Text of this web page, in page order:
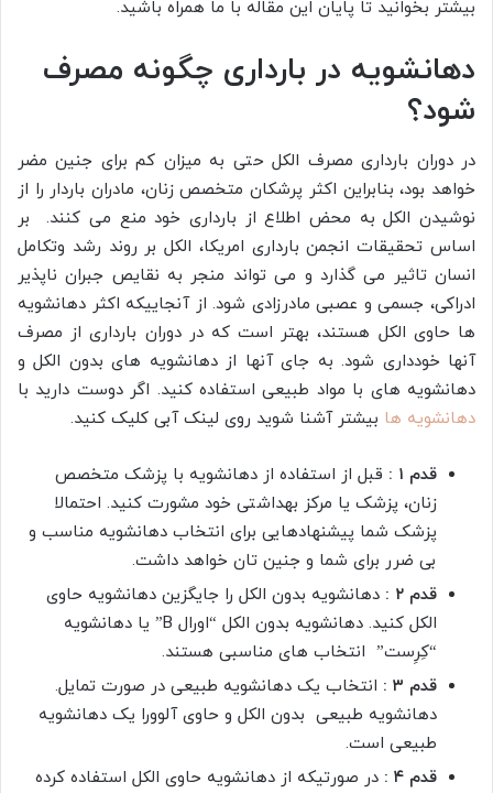
بیشتر بخوانید تا پایان این مقاله با ما همراه باشید.
دهانشویه در بارداری چگونه مصرف
شود؟
در دوران بارداری مصرف الکل حتی به میزان کم برای جنین مضر
خواهد بود، بنابراین اکثر پرشکان متخصص زنان، مادران باردار را از
نوشیدن الکل به محض اطلاع از بارداری خود منع می کنند. بر
اساس تحقیقات انجمن بارداری امریکا، الکل بر روند رشد و‌تکامل
انسان تاثیر می گذارد و می تواند منجر به نقایص جبران ناپذیر
ادراکی، جسمی و عصبی مادرزادی شود. از آنجاییکه اکثر دهانشویه
ها حاوی الکل هستند، بهتر است که در دوران بارداری از مصرف
آنها خودداری شود. به جای آنها از دهانشویه های بدون الکل و
دهانشویه های با مواد طبیعی استفاده کنید. اگر دوست دارید با
دهانشویه ها بیشتر آشنا شوید روی لینک آبی کلیک کنید.
قدم ۱ :
قبل از استفاده از دهانشویه با پزشک متخصص
زنان، پزشک یا مرکز بهداشتی خود مشورت کنید. احتمالا
پزشک شما پیشنهادهایی برای انتخاب دهانشویه مناسب و
بی ضرر برای شما و‌ جنین تان خواهد داشت.
قدم ۲ :
دهانشویه بدون الکل را جایگزین دهانشویه حاوی
الکل کنید. دهانشویه بدون الکل “اورال B” یا دهانشویه
“کِرِست” انتخاب های مناسبی هستند.
قدم ۳ :
انتخاب یک دهانشویه طبیعی در صورت تمایل.
دهانشویه طبیعی بدون الکل و حاوی آلوورا یک دهانشویه
طبیعی است.
قدم ۴ :
در صورتیکه از دهانشویه حاوی الکل استفاده کرده